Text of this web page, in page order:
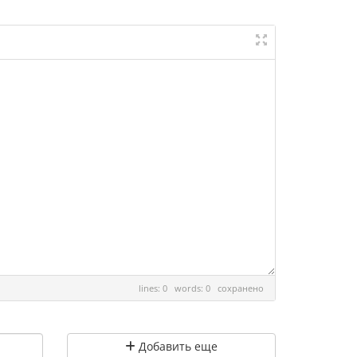
lines: 0 words: 0 сохранено
Добавить еще